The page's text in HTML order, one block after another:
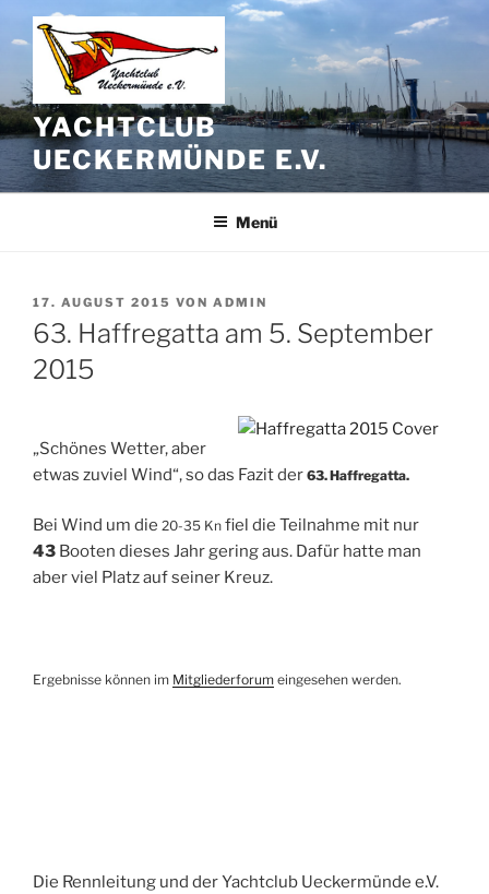
Zum
Inhalt
springen
YACHTCLUB
UECKERMÜNDE E.V.
Menü
VERÖFFENTLICHT
AM
17. AUGUST 2015 VON ADMIN
63. Haffregatta am 5. September
2015
„Schönes Wetter, aber
etwas zuviel Wind“, so das Fazit der 63. Haffregatta.
Bei Wind um die 20-35 Kn fiel die Teilnahme mit nur
43 Booten dieses Jahr gering aus. Dafür hatte man
aber viel Platz auf seiner Kreuz.
Ergebnisse können im Mitgliederforum eingesehen werden.
Die Rennleitung und der Yachtclub Ueckermünde e.V.